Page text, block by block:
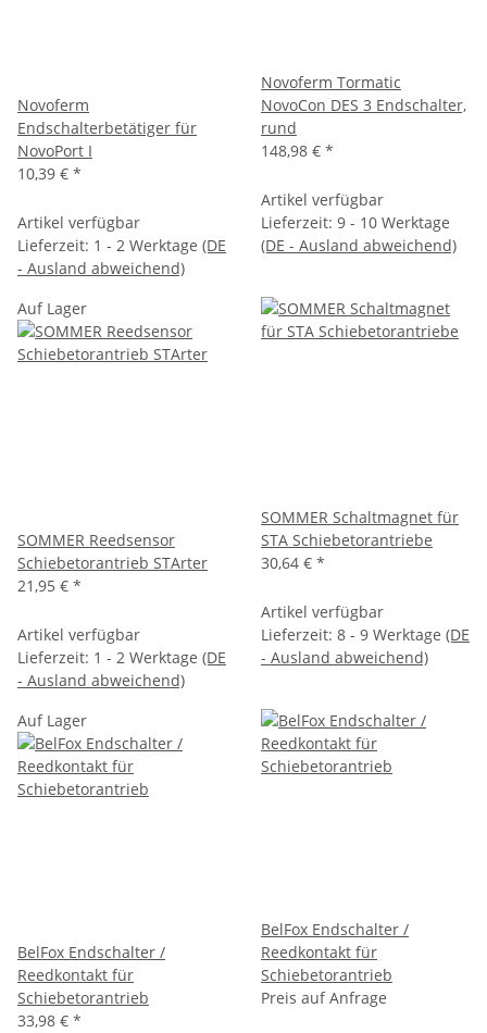
Novoferm
Endschalterbetätiger für
NovoPort I
10,39 € *
Artikel verfügbar
Lieferzeit: 1 - 2 Werktage (DE
- Ausland abweichend)
Novoferm Tormatic
NovoCon DES 3 Endschalter,
rund
148,98 € *
Artikel verfügbar
Lieferzeit: 9 - 10 Werktage
(DE - Ausland abweichend)
Auf Lager
SOMMER Reedsensor
Schiebetorantrieb STArter
21,95 € *
Artikel verfügbar
Lieferzeit: 1 - 2 Werktage (DE
- Ausland abweichend)
SOMMER Schaltmagnet für
STA Schiebetorantriebe
30,64 € *
Artikel verfügbar
Lieferzeit: 8 - 9 Werktage (DE
- Ausland abweichend)
Auf Lager
BelFox Endschalter /
Reedkontakt für
Schiebetorantrieb
33,98 € *
BelFox Endschalter /
Reedkontakt für
Schiebetorantrieb
Preis auf Anfrage